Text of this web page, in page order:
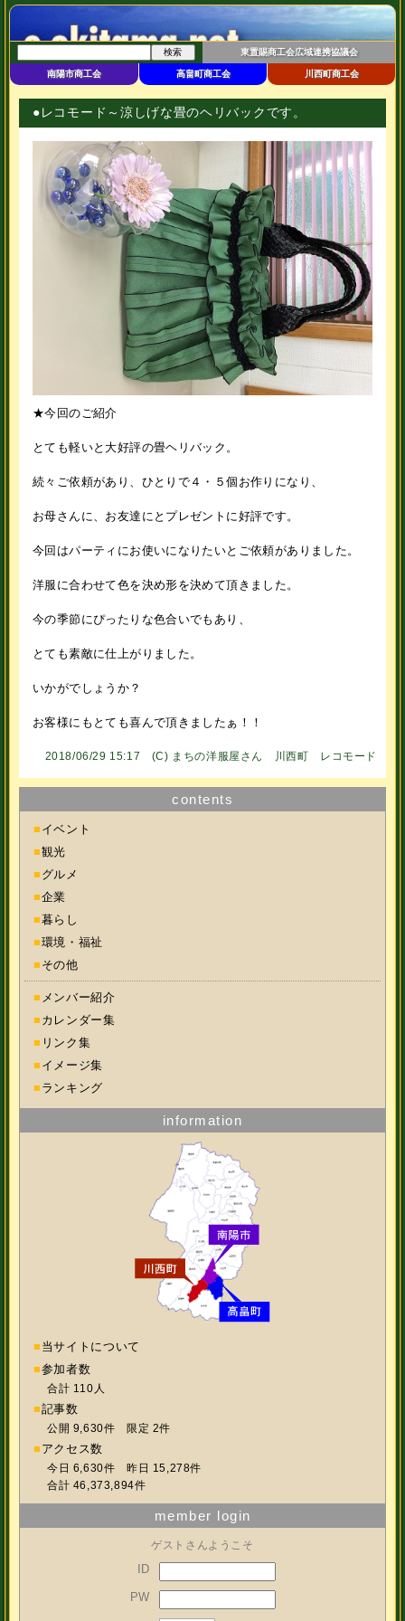
南陽市商工会 高畠町商工会 川西町商工会
東置賜商工会広域連携協議会
●レコモード～涼しげな畳のヘリバックです。
★今回のご紹介
とても軽いと大好評の畳ヘリバック。
続々ご依頼があり、ひとりで４・５個お作りになり、
お母さんに、お友達にとプレゼントに好評です。
今回はパーティにお使いになりたいとご依頼がありました。
洋服に合わせて色を決め形を決めて頂きました。
今の季節にぴったりな色合いでもあり、
とても素敵に仕上がりました。
いかがでしょうか？
お客様にもとても喜んで頂きましたぁ！！
2018/06/29 15:17 (C) まちの洋服屋さん 川西町 レコモード
contents
■ イベント
■観光
■ グルメ
■企業
■暮らし
■環境・福祉
■ その他
■ メンバー紹介
■ カレンダー集
■ リンク集
■ イメージ集
■ ランキング
information
■ 当サイトについて
■参加者数
合計 110人
■記事数
公開 9,630件 限定 2件
■ アクセス数
今日 6,630件 昨日 15,278件
合計 46,373,894件
member login
ゲストさんようこそ
ID
PW